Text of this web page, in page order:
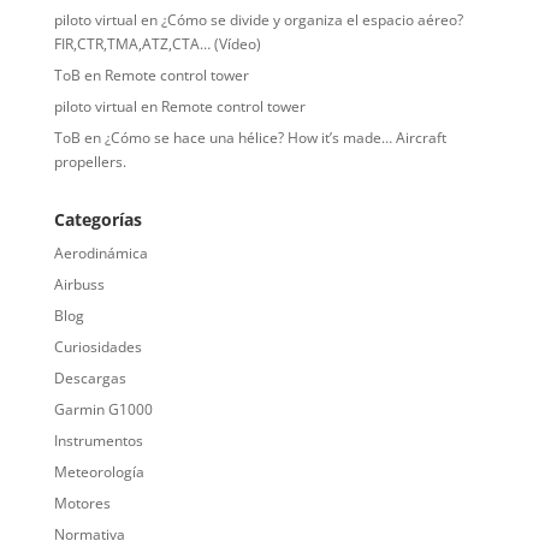
piloto virtual en¿Cómo se divide y organiza el espacio aéreo?
FIR,CTR,TMA,ATZ,CTA… (Vídeo)
ToB en Remote control tower
piloto virtual en Remote control tower
ToB en¿Cómo se hace una hélice? How it’s made… Aircraft
propellers.
Categorías
Aerodinámica
Airbuss
Blog
Curiosidades
Descargas
Garmin G1000
Instrumentos
Meteorología
Motores
Normativa